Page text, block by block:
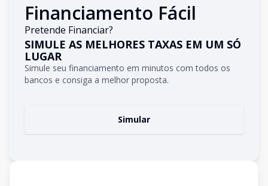
Financiamento Fácil
Pretende Financiar?
SIMULE AS MELHORES TAXAS EM UM SÓ
LUGAR
Simule seu financiamento em minutos com todos os
bancos e consiga a melhor proposta.
Simular